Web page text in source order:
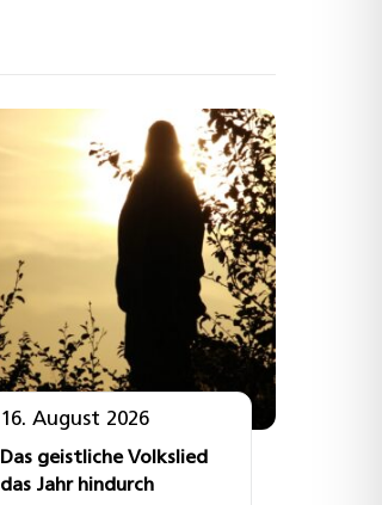
16. August 2026
Das geistliche Volkslied
das Jahr hindurch